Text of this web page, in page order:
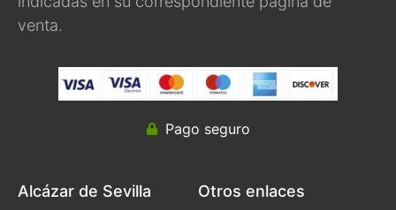
venta.
Pago seguro
Alcázar de Sevilla Otros enlaces